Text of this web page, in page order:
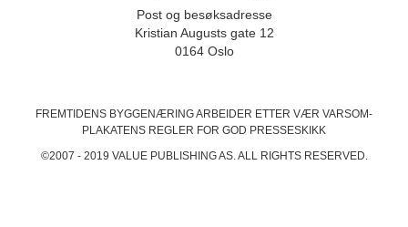
Post og besøksadresse
Kristian Augusts gate 12
0164 Oslo
FREMTIDENS BYGGENÆRING ARBEIDER ETTER VÆR VARSOM-
PLAKATENS REGLER FOR GOD PRESSESKIKK
©2007 - 2019 VALUE PUBLISHING AS. ALL RIGHTS RESERVED.